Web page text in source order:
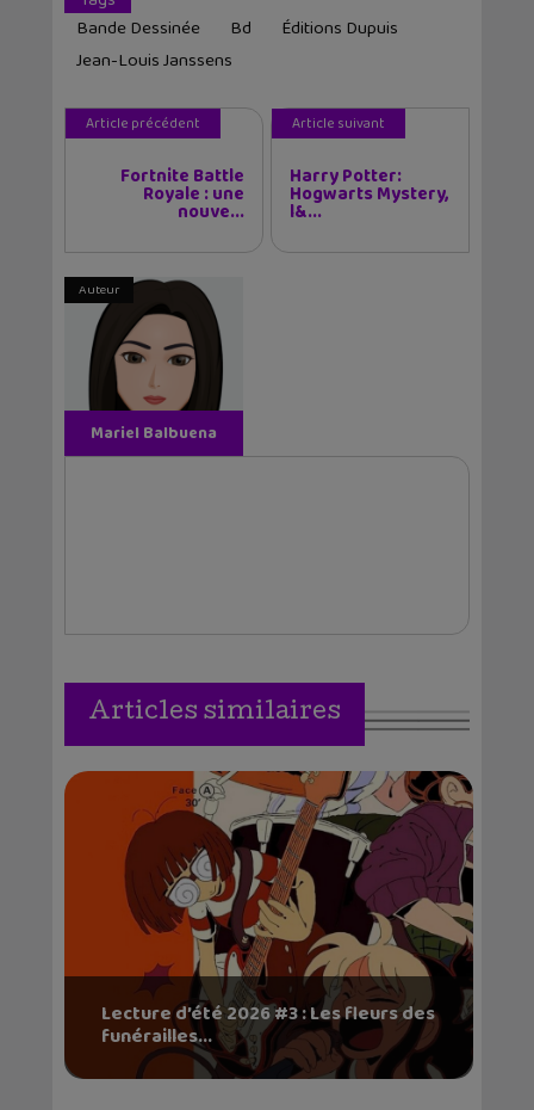
Bande Dessinée
Bd
Éditions Dupuis
Jean-Louis Janssens
Article précédent
Fortnite Battle
Royale : une
nouve...
Article suivant
Harry Potter:
Hogwarts Mystery,
l&...
Auteur
Mariel Balbuena
Articles similaires
Lecture d’été 2026 #3 : Les fleurs des
funérailles...